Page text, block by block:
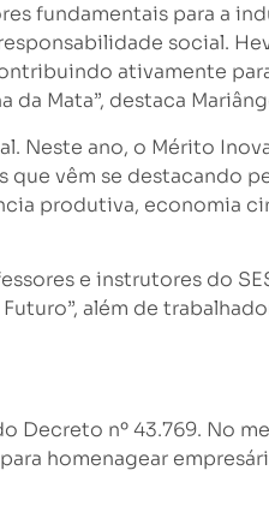
fundamentais para a
social.
ativamente
Mata”, destaca
Neste ano, o Mérito
que vêm se destacando
produtiva, economia
e instrutores do
além de
nº 43.769. No
homenagear